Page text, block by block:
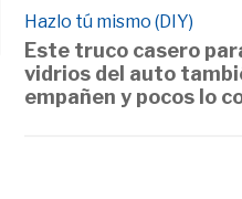
Hazlo tú mismo (DIY)
Este truco casero
vidrios del auto
empañen y pocos lo